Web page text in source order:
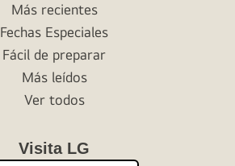
Más recientes
Fechas Especiales
Fácil de preparar
Más leídos
Ver todos
Visita LG